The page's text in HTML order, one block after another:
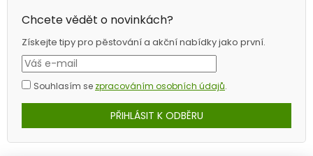
Chcete vědět o novinkách?
Získejte tipy pro pěstování a akční nabídky jako první.
Souhlasím se zpracováním osobních údajů.
PŘIHLÁSIT K ODBĚRU